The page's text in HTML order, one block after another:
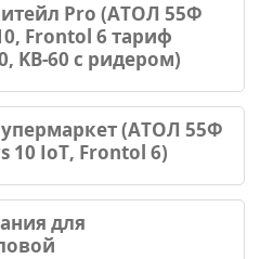
Pro (АТОЛ 55Ф
Frontol 6 тариф
KB-60 с ридером)
(АТОЛ 55Ф
10 IoT, Frontol 6)
для